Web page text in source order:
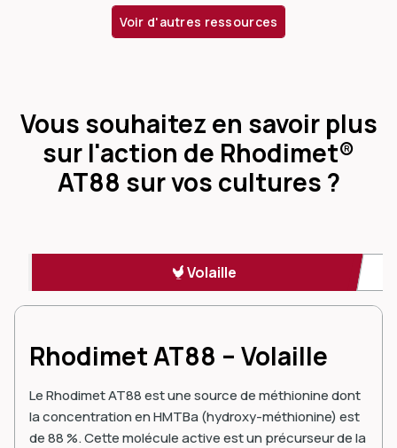
Voir d'autres ressources
Vous souhaitez en savoir plus
sur l'action de Rhodimet®
AT88 sur vos cultures ?
Volaille
Rhodimet AT88 – Volaille
Le Rhodimet AT88 est une source de méthionine dont
la concentration en HMTBa (hydroxy-méthionine) est
de 88 %. Cette molécule active est un précurseur de la